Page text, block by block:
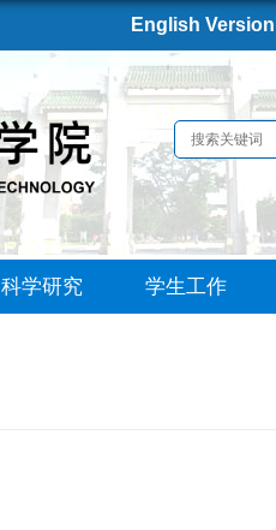
English Version
科学研究 学生工作